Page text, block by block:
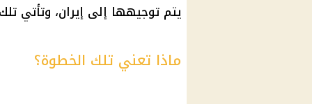
يتم توجيهها إلى إيران، وتأتي
ماذا تعني تلك الخطوة؟